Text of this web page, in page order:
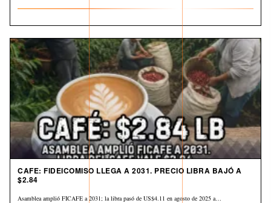
CAFE: FIDEICOMISO LLEGA A 2031. PRECIO LIBRA BAJÓ A
$2.84
Asamblea amplió FICAFE a 2031; la libra pasó de US$4.11 en agosto de 2025 a…